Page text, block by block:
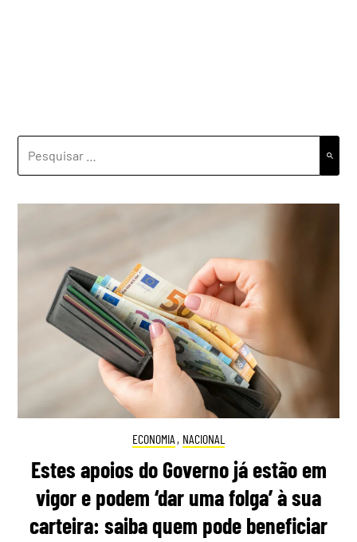
ECONOMIA , NACIONAL
Estes apoios do Governo já estão em
vigor e podem ‘dar uma folga’ à sua
carteira: saiba quem pode beneficiar